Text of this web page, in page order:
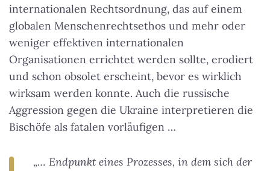
internationalen Rechtsordnung, das auf einem
globalen Menschenrechtsethos und mehr oder
weniger effektiven internationalen
Organisationen errichtet werden sollte, erodiert
und schon obsolet erscheint, bevor es wirklich
wirksam werden konnte. Auch die russische
Aggression gegen die Ukraine interpretieren die
Bischöfe als fatalen vorläufigen …
„… Endpunkt eines Prozesses, in dem sich der